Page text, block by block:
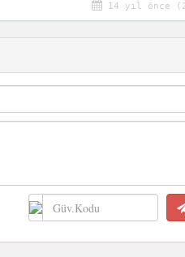
14 yıl önce